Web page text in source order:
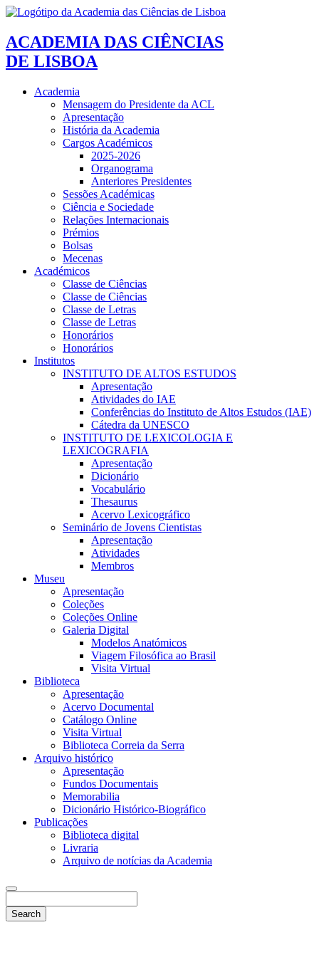
ACADEMIA DAS CIÊNCIAS
DE LISBOA
Academia
Mensagem do Presidente da ACL
Apresentação
História da Academia
Cargos Académicos
2025-2026
Organograma
Anteriores Presidentes
Sessões Académicas
Ciência e Sociedade
Relações Internacionais
Prémios
Bolsas
Mecenas
Académicos
Classe de Ciências
Classe de Ciências
Classe de Letras
Classe de Letras
Honorários
Honorários
Institutos
INSTITUTO DE ALTOS ESTUDOS
Apresentação
Atividades do IAE
Conferências do Instituto de Altos Estudos (IAE)
Cátedra da UNESCO
INSTITUTO DE LEXICOLOGIA E
LEXICOGRAFIA
Apresentação
Dicionário
Vocabulário
Thesaurus
Acervo Lexicográfico
Seminário de Jovens Cientistas
Apresentação
Atividades
Membros
Museu
Apresentação
Coleções
Coleções Online
Galeria Digital
Modelos Anatómicos
Viagem Filosófica ao Brasil
Visita Virtual
Biblioteca
Apresentação
Acervo Documental
Catálogo Online
Visita Virtual
Biblioteca Correia da Serra
Arquivo histórico
Apresentação
Fundos Documentais
Memorabilia
Dicionário Histórico-Biográfico
Publicações
Biblioteca digital
Livraria
Arquivo de notícias da Academia